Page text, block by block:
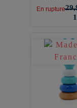
En rupture